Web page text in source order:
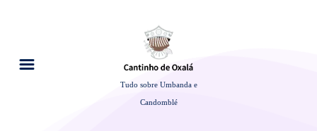
Tudo sobre Umbanda e
Candomblé